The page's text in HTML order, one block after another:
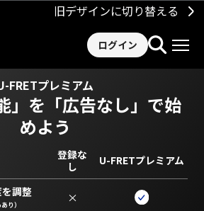
旧デザインに切り替える
ログイン
FRETプレミアム
」を 「広告なし」で始
めよう
登録な
し
U-FRETプレミアム
調整
り） ×